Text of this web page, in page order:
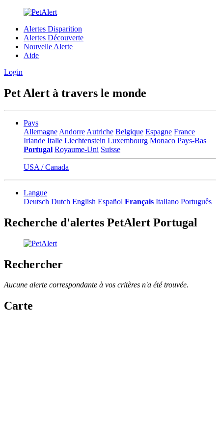
Alertes Disparition
Alertes Découverte
Nouvelle Alerte
Aide
Login
Pet Alert à travers le monde
Pays
Allemagne Andorre Autriche Belgique Espagne France
Irlande Italie Liechtenstein Luxembourg Monaco Pays-Bas
Portugal Royaume-Uni Suisse
USA / Canada
Langue
Deutsch Dutch English Español Français Italiano Português
Recherche d'alertes PetAlert Portugal
Rechercher
Aucune alerte correspondante à vos critères n'a été trouvée.
Carte